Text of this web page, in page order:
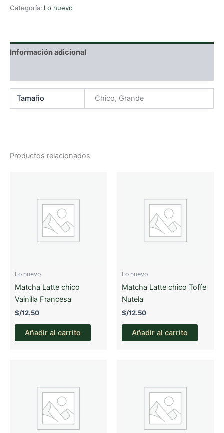
cantidad
Categoría: Lo nuevo
Información adicional
Tamaño Chico, Grande
Productos relacionados
Lo nuevo
Matcha Latte chico
Vainilla Francesa
S/12.50
Añadir al carrito
Lo nuevo
Matcha Latte chico Toffe
Nutela
S/12.50
Añadir al carrito